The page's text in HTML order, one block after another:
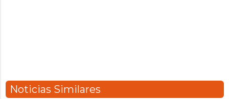
Noticias Similares